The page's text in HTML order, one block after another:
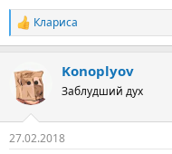
Р
е
к
ц
и
Клариса
Konoplyov
Заблудший дух
27.02.2018